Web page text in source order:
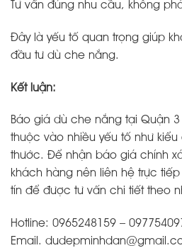
Tư vấn đúng nhu cầu, không
Đây là yếu tố quan trọng giúp
đầu tư dù che nắng.
Kết luận:
Báo giá dù che nắng tại Quận
thuộc vào nhiều yếu tố như
thước. Để nhận báo giá chính
khách hàng nên liên hệ trực
tín để được tư vấn chi tiết theo
Hotline: 0965248159 –
Email.